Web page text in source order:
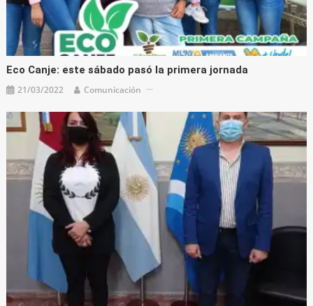
Eco Canje: este sábado pasó la primera jornada
21/03/2022 Comunicación